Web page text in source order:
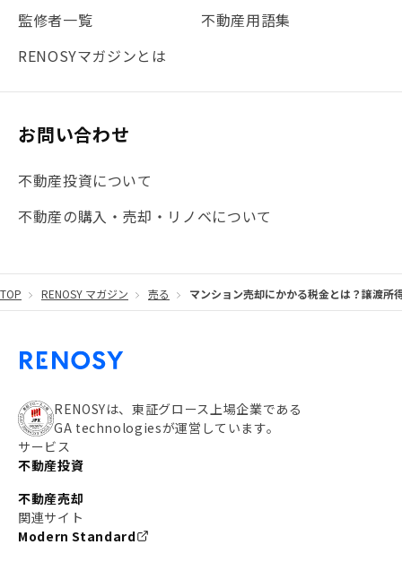
#法人化
#クラウドファンディング #JR京浜東北線
#まとめ #融資 #目黒
#JR湘南新宿ライン
#20代 #都営浅草線
#東急東横線
#都営大江戸線
#都営三田線 #不労所得
#私の資産ポートフォリオ
#わたしのリノベーションストーリー #JR横須賀線
#東京メトロ副都心線
#東京メトロ銀座線
#東京メトロ半蔵門線
監修者一覧
不動産用語集
RENOSYマガジンとは
お問い合わせ
不動産投資について
不動産の購入・売却・リノベについて
TOP RENOSY マガジン 売る マンション売却にかかる税金とは？譲渡所
RENOSYは、東証グロース上場企業である
GA technologiesが運営しています。
サービス
不動産投資
不動産売却
関連サイト
Modern Standard